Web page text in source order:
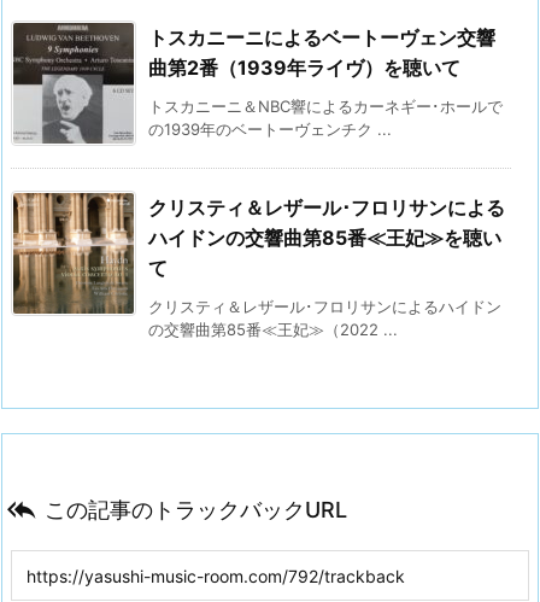
トスカニーニによるベートーヴェン交響
曲第2番（1939年ライヴ）を聴いて
トスカニーニ＆NBC響によるカーネギー･ホールで
の1939年のベートーヴェンチク ...
クリスティ＆レザール･フロリサンによる
ハイドンの交響曲第85番≪王妃≫を聴い
て
クリスティ＆レザール･フロリサンによるハイドン
の交響曲第85番≪王妃≫（2022 ...
 この記事のトラックバックURL